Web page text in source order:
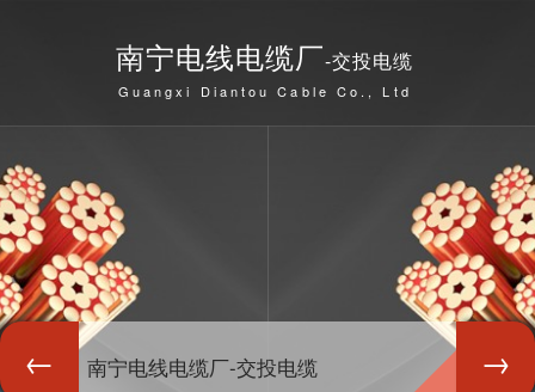
南宁电线电缆厂-交投电缆
Guangxi Diantou Cable Co., Ltd
南宁电线电缆厂-交投电缆